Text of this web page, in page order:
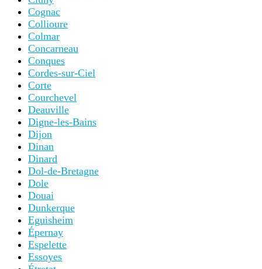
Cognac
Collioure
Colmar
Concarneau
Conques
Cordes-sur-Ciel
Corte
Courchevel
Deauville
Digne-les-Bains
Dijon
Dinan
Dinard
Dol-de-Bretagne
Dole
Douai
Dunkerque
Eguisheim
Épernay
Espelette
Essoyes